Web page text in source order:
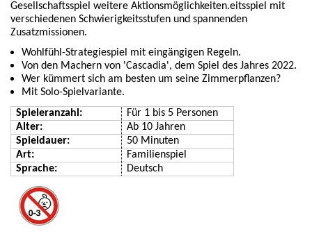
Gesellschaftsspiel weitere Aktionsmöglichkeiten.eitsspiel mit
verschiedenen Schwierigkeitsstufen und spannenden
Zusatzmissionen.
Wohlfühl-Strategiespiel mit eingängigen Regeln.
Von den Machern von 'Cascadia', dem Spiel des Jahres 2022.
Wer kümmert sich am besten um seine Zimmerpflanzen?
Mit Solo-Spielvariante.
Spieleranzahl:
Für 1 bis 5 Personen
Alter:
Ab 10 Jahren
Spieldauer:
50 Minuten
Art:
Familienspiel
Sprache:
Deutsch